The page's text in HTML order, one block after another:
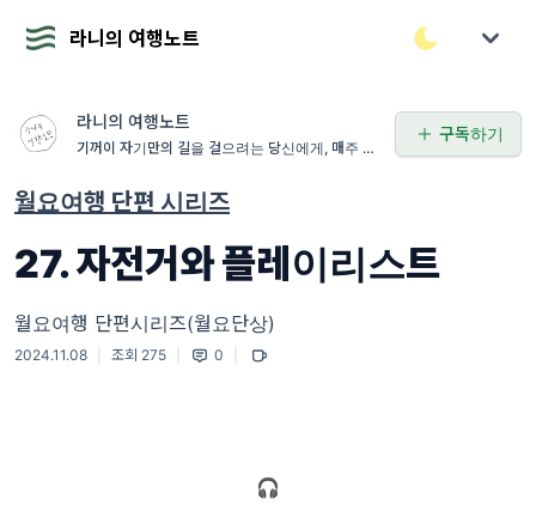
라니의 여행노트
라니의 여행노트
기꺼이 자기만의 길을 걸으려는 당신에게, 매주 금
될까요?]
구독하기
월요여행 단편 시리즈
27. 자전거와 플레이리스트
월요여행 단편시리즈(월요단상)
2024.11.08 조회 275 0
🎧